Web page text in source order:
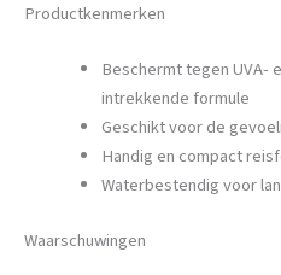
Productkenmerken
Beschermt tegen UVA-
intrekkende formule
Geschikt voor de
Handig en compact
Waterbestendig voor
Waarschuwingen